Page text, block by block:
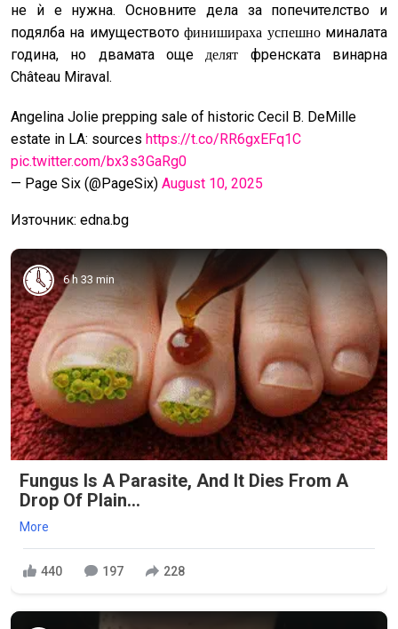
не ѝ е нужна. Основните дела за попечителство и
подялба на имуществотофинишираха успешноминалата
година, но двамата още делят френската винарна
Château Miraval.
Angelina Jolie prepping sale of historic Cecil B. DeMille
estate in LA: sources https://t.co/RR6gxEFq1C
pic.twitter.com/bx3s3GaRg0
— Page Six (@PageSix) August 10, 2025
Източник: edna.bg
6 h 33 min
Fungus Is A Parasite, And It Dies From A
Drop Of Plain...
More
440 197 228